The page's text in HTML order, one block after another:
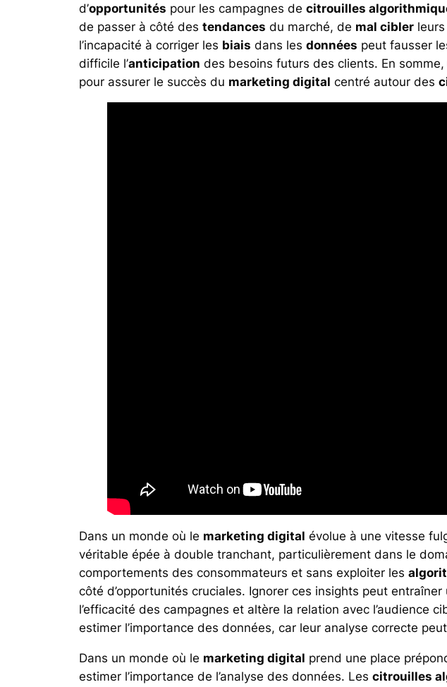
d’opportunités pour les campagnes de citrouilles
de passer à côté des tendances du marché, de mal cibler
l’incapacité à corriger les biais dans les données peut fausser
difficile l’anticipation des besoins futurs des clients. En
pour assurer le succès du marketing digital centré autour des
Dans un monde où le marketing digital évolue à une vitesse
véritable épée à double tranchant, particulièrement dans le
comportements des consommateurs et sans exploiter les
côté d’opportunités cruciales. Ignorer ces insights peut
l’efficacité des campagnes et altère la relation avec l’audience
estimer l’importance des données, car leur analyse correcte
Dans un monde où le marketing digital prend une place
estimer l’importance de l’analyse des données. Les citrouilles